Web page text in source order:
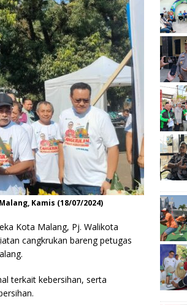
Kamis (18/07/2024)
Kota Malang, Pj. Walikota
cangkrukan bareng petugas
terkait kebersihan, serta